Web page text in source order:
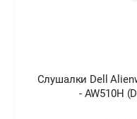
Слушалки Dell
- AW510H